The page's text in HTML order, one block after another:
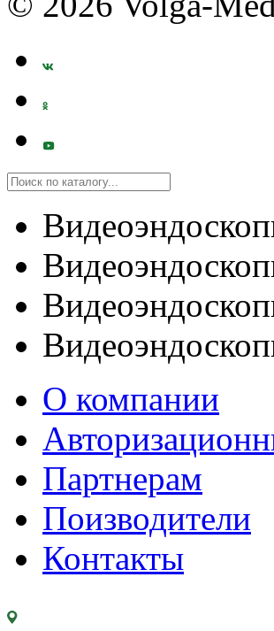
О компании
Партнерам
Поизводители
Контакты